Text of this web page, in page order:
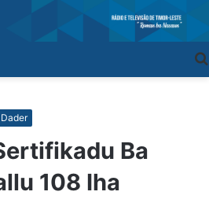
Ba
108 Iha